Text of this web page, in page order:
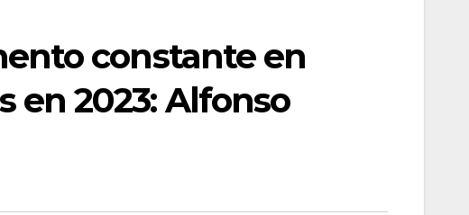
constante en
en 2023: Alfonso